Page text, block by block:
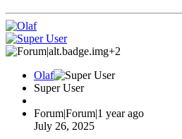
+2
Olaf
Super User
Forum|Forum|1 year ago
July 26, 2025